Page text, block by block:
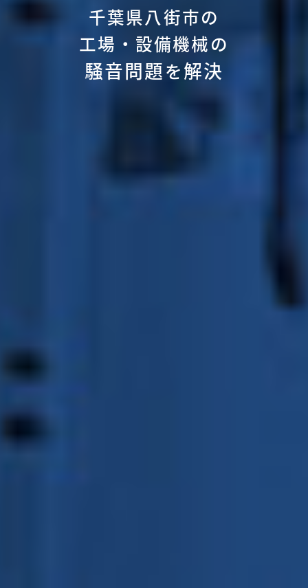
千葉県八街市の
工場・設備機械の
騒音問題を解決